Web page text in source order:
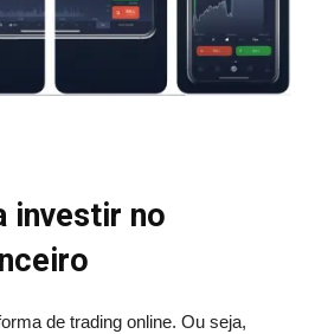
investir no
de trading online. Ou seja,